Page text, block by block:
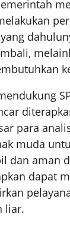
para
muda
dan aman
dapat
liar.